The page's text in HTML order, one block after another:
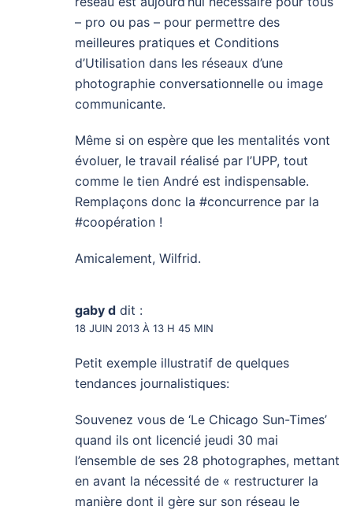
– pro ou pas – pour permettre des
meilleures pratiques et Conditions
d’Utilisation dans les réseaux d’une
photographie conversationnelle ou image
communicante.
Même si on espère que les mentalités vont
évoluer, le travail réalisé par l’UPP, tout
comme le tien André est indispensable.
Remplaçons donc la #concurrence par la
#coopération !
Amicalement, Wilfrid.
gaby d dit :
18 JUIN 2013 À 13 H 45 MIN
Petit exemple illustratif de quelques
tendances journalistiques:
Souvenez vous de ‘Le Chicago Sun-Times’
quand ils ont licencié jeudi 30 mai
l’ensemble de ses 28 photographes, mettant
en avant la nécessité de « restructurer la
manière dont il gère sur son réseau le